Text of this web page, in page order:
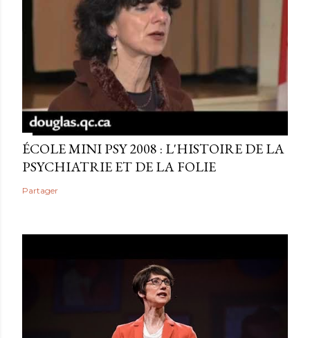
ÉCOLE MINI PSY 2008 : L'HISTOIRE DE LA
PSYCHIATRIE ET DE LA FOLIE
Partager